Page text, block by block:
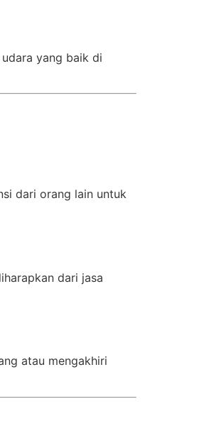
yang baik di
dari orang lain untuk
dari jasa
atau mengakhiri